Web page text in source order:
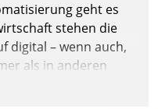
geht es
stehen die
digital – wenn auch,
als in anderen